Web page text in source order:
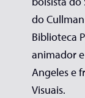
do
Biblioteca
animador
Angeles e
Visuais.